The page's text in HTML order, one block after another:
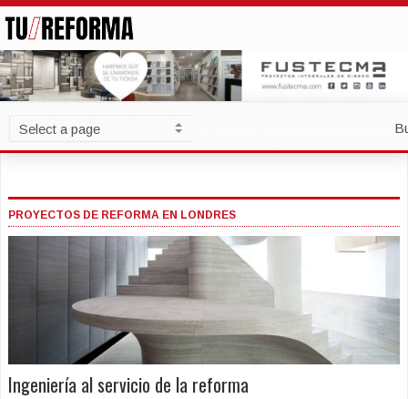
PROYECTOS DE REFORMA EN LONDRES
Ingeniería al servicio de la reforma